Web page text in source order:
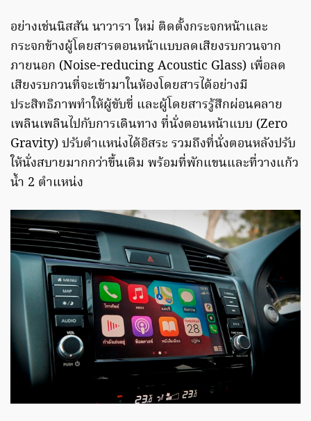
อย่างเช่นนิสสัน นาวารา ใหม่ ติดตั้งกระจกหน้าและ
กระจกข้างผู้โดยสารตอนหน้าแบบลดเสียงรบกวนจาก
ภายนอก (Noise-reducing Acoustic Glass) เพื่อลด
เสียงรบกวนที่จะเข้ามาในห้องโดยสารได้อย่างมี
ประสิทธิภาพทำให้ผู้ขับขี่ และผู้โดยสารรู้สึกผ่อนคลาย
เพลินเพลินไปกับการเดินทาง ที่นั่งตอนหน้าแบบ (Zero
Gravity) ปรับตำแหน่งได้อิสระ รวมถึงที่นั่งตอนหลังปรับ
ให้นั่งสบายมากกว่าขึ้นเดิม พร้อมที่พักแขนและที่วางแก้ว
น้ำ 2 ตำแหน่ง